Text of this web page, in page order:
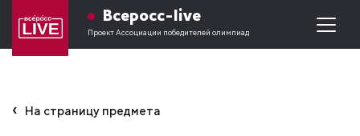
Всеросс-live
Проект Ассоциации победителей олимпиад
На страницу предмета